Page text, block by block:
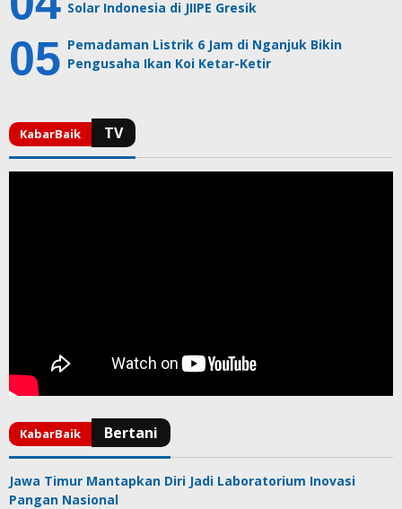
Solar Indonesia di JIIPE Gresik
Pemadaman Listrik 6 Jam di Nganjuk Bikin
Pengusaha Ikan Koi Ketar-Ketir
Jawa Timur Mantapkan Diri Jadi Laboratorium Inovasi
Pangan Nasional